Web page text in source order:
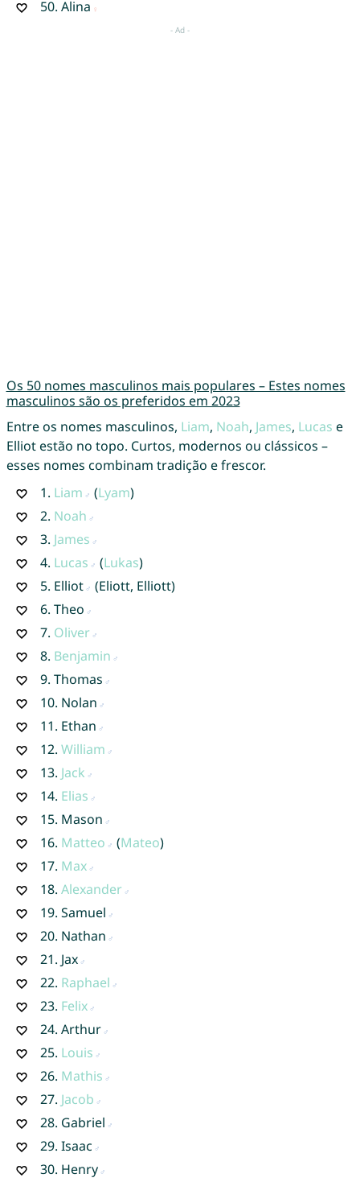
50. Alina
Os 50 nomes masculinos mais populares – Estes nomes
masculinos são os preferidos em 2023
Entre os nomes masculinos, Liam, Noah, James, Lucas e
Elliot estão no topo. Curtos, modernos ou clássicos –
esses nomes combinam tradição e frescor.
1. Liam (Lyam)
2. Noah
3. James
4. Lucas (Lukas)
5. Elliot
(Eliott, Elliott)
6. Theo
7. Oliver
8. Benjamin
9. Thomas
10. Nolan
11. Ethan
12. William
13. Jack
14. Elias
15. Mason
16. Matteo (Mateo)
17. Max
18. Alexander
19. Samuel
20. Nathan
21. Jax
22. Raphael
23. Felix
24. Arthur
25. Louis
26. Mathis
27. Jacob
28. Gabriel
29. Isaac
30. Henry